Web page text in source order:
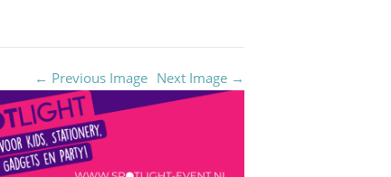
← Previous Image Next Image →